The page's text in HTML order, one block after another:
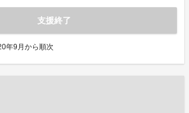
支援終了
年9月から順次